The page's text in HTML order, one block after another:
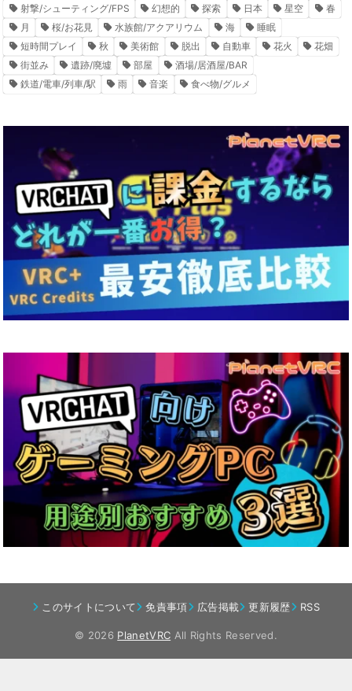
射撃/シューティング/FPS
幻想的 探索 日本 星空
春
月
桜/お花見 水族館/アクアリウム 海
睡眠
短時間プレイ
秋 美術館 脱出 自動車 花火
花畑
街並み
遺跡/廃墟 部屋
酒場/居酒屋/BAR
鉄道/電車/列車/駅
雨 音楽 食べ物/グルメ
このサイトについて 免責事項 広告掲載 更新履歴 RSS
© 2026 PlanetVRC All Rights Reserved.